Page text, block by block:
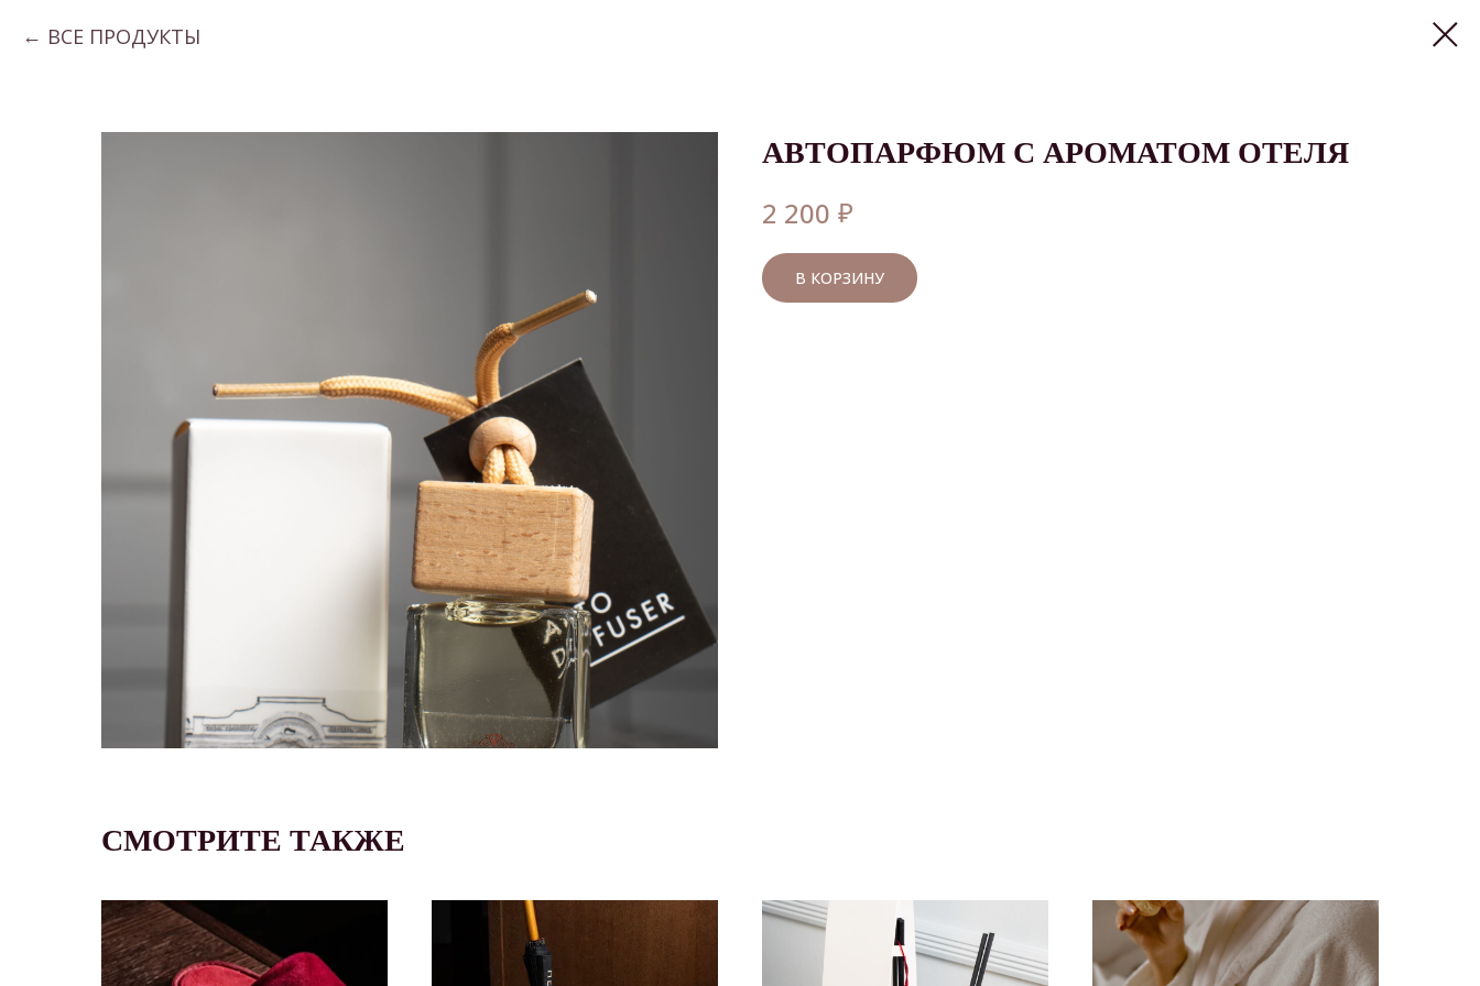
ВСЕ ПРОДУКТЫ
АВТОПАРФЮМ С АРОМАТОМ ОТЕЛЯ
2 200 ₽
В КОРЗИНУ
СМОТРИТЕ ТАКЖЕ